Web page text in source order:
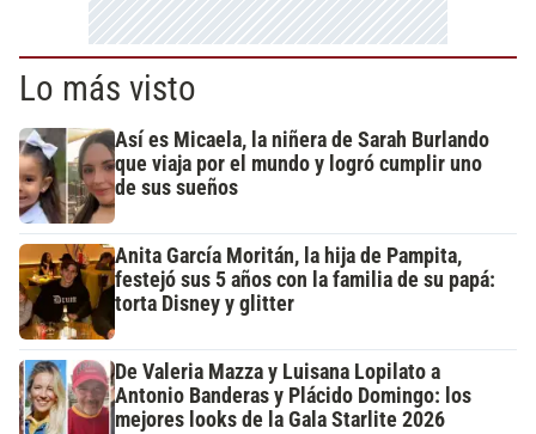
Lo más visto
Así es Micaela, la niñera de Sarah Burlando
que viaja por el mundo y logró cumplir uno
de sus sueños
Anita García Moritán, la hija de Pampita,
festejó sus 5 años con la familia de su papá:
torta Disney y glitter
De Valeria Mazza y Luisana Lopilato a
Antonio Banderas y Plácido Domingo: los
mejores looks de la Gala Starlite 2026